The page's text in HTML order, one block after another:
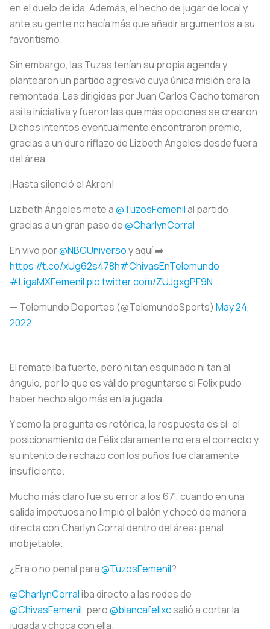
en el duelo de ida. Además, el hecho de jugar de local y
ante su gente no hacía más que añadir argumentos a su
favoritismo.
Sin embargo, las Tuzas tenían su propia agenda y
plantearon un partido agresivo cuya única misión era la
remontada. Las dirigidas por Juan Carlos Cacho tomaron
así la iniciativa y fueron las que más opciones se crearon.
Dichos intentos eventualmente encontraron premio,
gracias a un duro riflazo de Lizbeth Ángeles desde fuera
del área.
¡Hasta silenció el Akron!
Lizbeth Ángeles mete a@TuzosFemenilal partido
gracias a un gran pase de@CharlynCorral
En vivo por@NBCUniversoy aquí ➡️
https://t.co/xUg62s478h#ChivasEnTelemundo
#LigaMXFemenil pic.twitter.com/ZUJgxgPF9N
— Telemundo Deportes (@TelemundoSports) May 24,
2022
El remate iba fuerte, pero ni tan esquinado ni tan al
ángulo, por lo que es válido preguntarse si Félix pudo
haber hecho algo más en la jugada.
Y como la pregunta es retórica, la respuesta es sí: el
posicionamiento de Félix claramente no era el correcto y
su intento de rechazo con los puños fue claramente
insuficiente.
Mucho más claro fue su error a los 67', cuando en una
salida impetuosa no limpió el balón y chocó de manera
directa con Charlyn Corral dentro del área: penal
inobjetable.
¿Era o no penal para@TuzosFemenil?
@CharlynCorraliba directo a las redes de
@ChivasFemenil, pero@blancafelixcsalió a cortar la
jugada y choca con ella.